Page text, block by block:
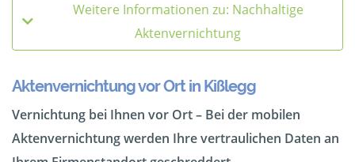
Weitere Informationen zu: Nachhaltige
Aktenvernichtung
Aktenvernichtung vor Ort in Kißlegg
Vernichtung bei Ihnen vor Ort – Bei der mobilen
Aktenvernichtung werden Ihre vertraulichen Daten an